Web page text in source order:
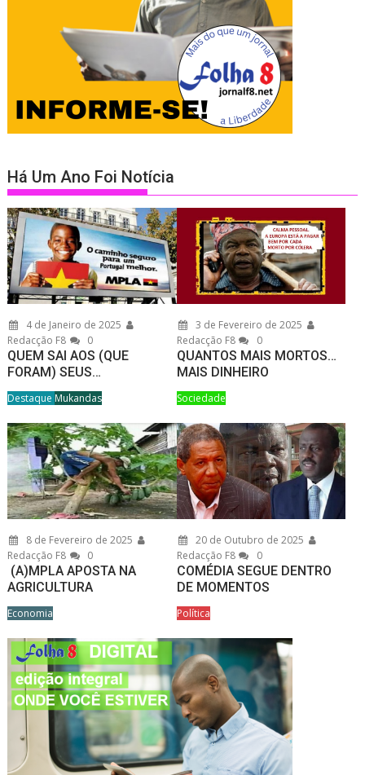
Há Um Ano Foi Notícia
4 de Janeiro de 2025
Redacção F8
0
QUEM SAI AOS (QUE
FORAM) SEUS…
Destaque Mukandas
3 de Fevereiro de 2025
Redacção F8
0
QUANTOS MAIS MORTOS…
MAIS DINHEIRO
Sociedade
8 de Fevereiro de 2025
Redacção F8
0
(A)MPLA APOSTA NA
AGRICULTURA
Economia
20 de Outubro de 2025
Redacção F8
0
COMÉDIA SEGUE DENTRO
DE MOMENTOS
Política